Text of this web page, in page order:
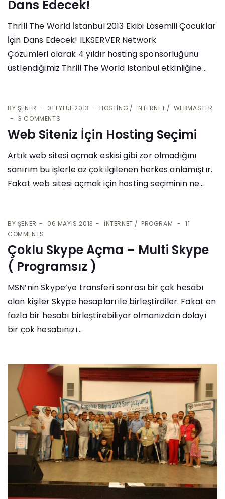
Dans Edecek!
Thrill The World İstanbul 2013 Ekibi Lösemili Çocuklar
İçin Dans Edecek! ILKSERVER Network
Çözümleri olarak 4 yıldır hosting sponsorluğunu
üstlendiğimiz Thrill The World Istanbul etkinliğine...
BY ŞENER 01 EYLÜL 2013 HOSTING İNTERNET
WEBMASTER
3 COMMENTS
Web Siteniz İçin Hosting Seçimi
Artık web sitesi açmak eskisi gibi zor olmadığını
sanırım bu işlerle az çok ilgilenen herkes anlamıştır.
Fakat web sitesi açmak için hosting seçiminin ne...
BY ŞENER 06 MAYIS 2013 İNTERNET PROGRAM
11
COMMENTS
Çoklu Skype Açma – Multi Skype
( Programsız )
MSN’nin Skype’ye transferi sonrası bir çok hesabı
olan kişiler Skype hesapları ile birleştirdiler. Fakat en
fazla bir hesabı birleştirebiliyor olmanızdan dolayı
bir çok hesabınızı...